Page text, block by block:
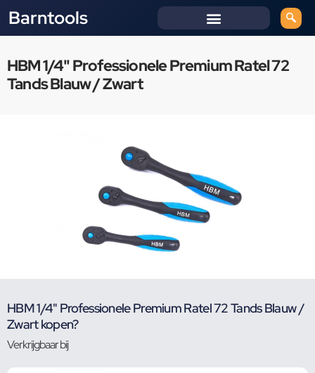
Barntools
HBM 1/4" Professionele Premium Ratel 72
Tands Blauw / Zwart
HBM 1/4" Professionele Premium Ratel 72 Tands Blauw /
Zwart kopen?
Verkrijgbaar bij